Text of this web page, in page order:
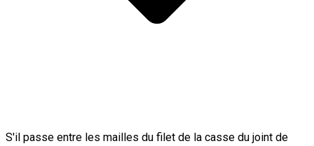
S'il passe entre les mailles du filet de la casse du joint de